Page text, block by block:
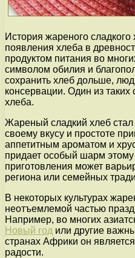
История жареного сладкого
появления хлеба в
продуктом питания во
символом обилия и
сохранить хлеб дольше,
консервации. Один из
хлеба.
Жареный сладкий хлеб
своему вкусу и простоте
аппетитным ароматом и
придает особый шарм
приготовления может
региона или семейных
В некоторых культурах
неотъемлемой частью
Например, во многих
Новый год или другие
странах Африки он
радости.